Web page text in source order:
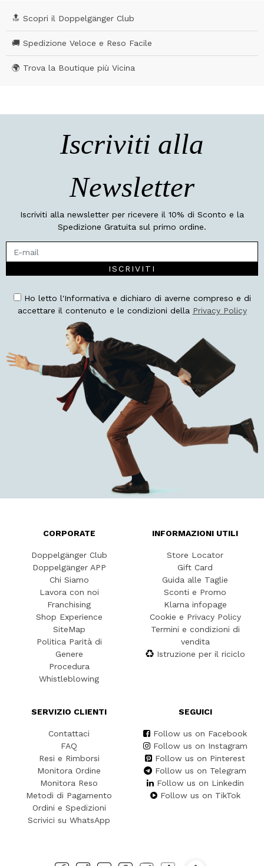
🔝 Scopri il Doppelgänger Club
🚚 Spedizione Veloce e Reso Facile
🌍 Trova la Boutique più Vicina
Iscriviti alla
Newsletter
Iscriviti alla newsletter per ricevere il 10% di Sconto e la
Spedizione Gratuita sul primo ordine.
ISCRIVITI
Ho letto l'Informativa e dichiaro di averne compreso e di
accettare il contenuto e le condizioni della Privacy Policy
CORPORATE
Doppelgänger Club
Doppelgänger APP
Chi Siamo
Lavora con noi
Franchising
Shop Experience
SiteMap
Politica Parità di
Genere
Procedura
Whistleblowing
INFORMAZIONI UTILI
Store Locator
Gift Card
Guida alle Taglie
Sconti e Promo
Klarna infopage
Cookie e Privacy Policy
Termini e condizioni di
vendita
Istruzione per il riciclo
SERVIZIO CLIENTI
Contattaci
FAQ
Resi e Rimborsi
Monitora Ordine
Monitora Reso
Metodi di Pagamento
Ordini e Spedizioni
Scrivici su WhatsApp
SEGUICI
Follow us on Facebook
Follow us on Instagram
Follow us on Pinterest
Follow us on Telegram
Follow us on Linkedin
Follow us on TikTok